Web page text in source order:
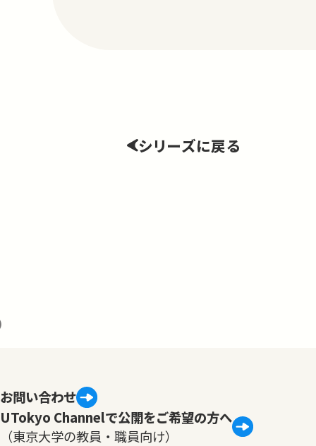
シリーズに戻る
お問い合わせ
UTokyo Channelで公開をご希望の方へ
（東京大学の教員・職員向け）